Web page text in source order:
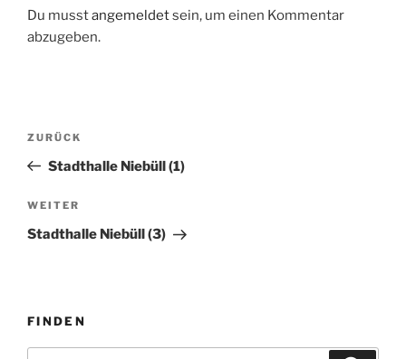
Du musstangemeldetsein, um einen Kommentar
abzugeben.
Beitragsnavigation
Vorheriger
Beitrag
ZURÜCK
Stadthalle Niebüll (1)
Nächster
Beitrag
WEITER
Stadthalle Niebüll (3)
FINDEN